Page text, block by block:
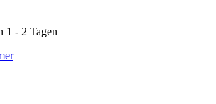
1 - 2 Tagen